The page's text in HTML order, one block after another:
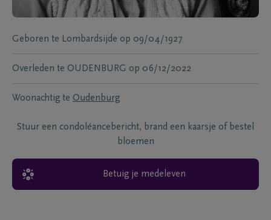
Geboren te Lombardsijde op 09/04/1927
Overleden te OUDENBURG op 06/12/2022
Woonachtig te Oudenburg
Stuur een condoléancebericht, brand een kaarsje of bestel
bloemen
Betuig je medeleven